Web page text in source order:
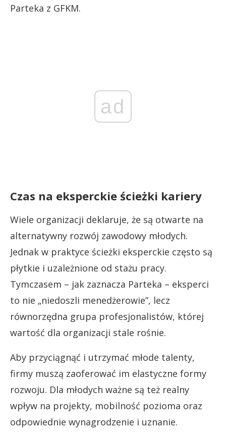
Parteka z GFKM.
ad
Czas na eksperckie ścieżki kariery
Wiele organizacji deklaruje, że są otwarte na
alternatywny rozwój zawodowy młodych.
Jednak w praktyce ścieżki eksperckie często są
płytkie i uzależnione od stażu pracy.
Tymczasem – jak zaznacza Parteka – eksperci
to nie „niedoszli menedżerowie”, lecz
równorzędna grupa profesjonalistów, której
wartość dla organizacji stale rośnie.
Aby przyciągnąć i utrzymać młode talenty,
firmy muszą zaoferować im elastyczne formy
rozwoju. Dla młodych ważne są też realny
wpływ na projekty, mobilność pozioma oraz
odpowiednie wynagrodzenie i uznanie.